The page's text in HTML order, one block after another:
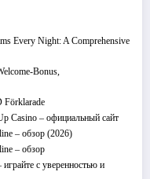
Every Night: A Comprehensive
Förklarade
Casino – официальный сайт
– обзор (2026)
– обзор
с уверенностью и